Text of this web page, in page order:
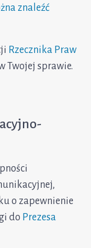
znaleźć
Rzecznika Praw
Twojej sprawie.
o zapewnienie
do Prezesa